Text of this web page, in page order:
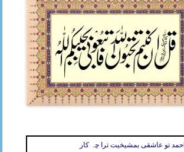
احمد تو عاشقی بمشیخیت ترا چہ کار